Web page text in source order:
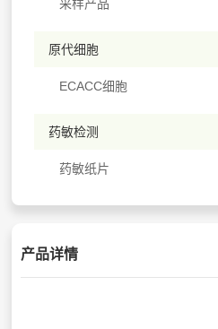
采样产品
原代细胞
ECACC细胞
药敏检测
药敏纸片
产品详情